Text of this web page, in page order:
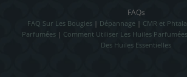
FAQs
FAQ Sur Les Bougies | Dépannage | CMR et
Parfumées | Comment Utiliser Les Huiles Parfumées
Des Huiles Essentielles